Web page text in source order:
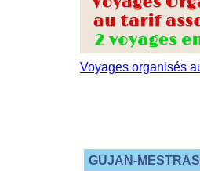
GUJAN-MESTRAS